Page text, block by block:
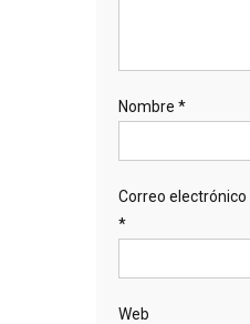
Nombre *
Correo electrónico
*
Web